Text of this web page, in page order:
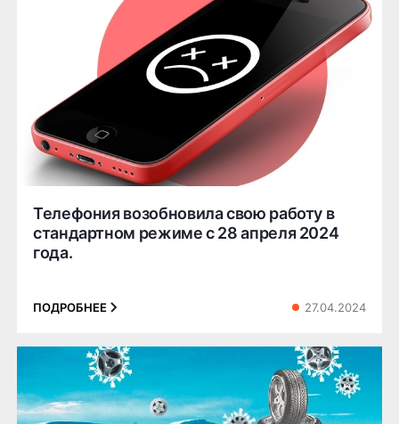
Телефония возобновила свою работу в
стандартном режиме с 28 апреля 2024
года.
ПОДРОБНЕЕ 27.04.2024